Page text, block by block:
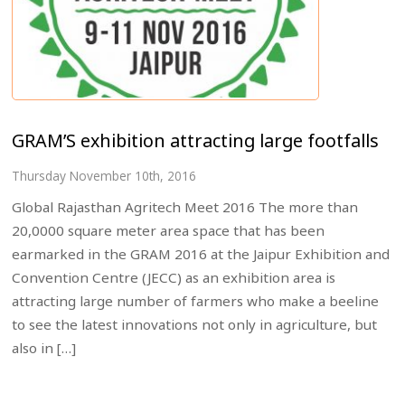
GRAM’S exhibition attracting large footfalls
Thursday November 10th, 2016
Global Rajasthan Agritech Meet 2016 The more than
20,0000 square meter area space that has been
earmarked in the GRAM 2016 at the Jaipur Exhibition and
Convention Centre (JECC) as an exhibition area is
attracting large number of farmers who make a beeline
to see the latest innovations not only in agriculture, but
also in […]